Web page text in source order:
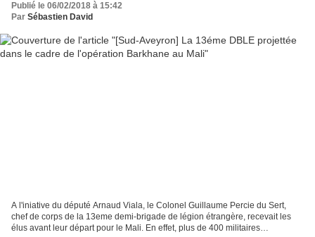
Publié le 06/02/2018 à 15:42
Par Sébastien David
A l'iniative du député Arnaud Viala, le Colonel Guillaume Percie du Sert,
chef de corps de la 13eme demi-brigade de légion étrangère, recevait les
élus avant leur départ pour le Mali. En effet, plus de 400 militaires